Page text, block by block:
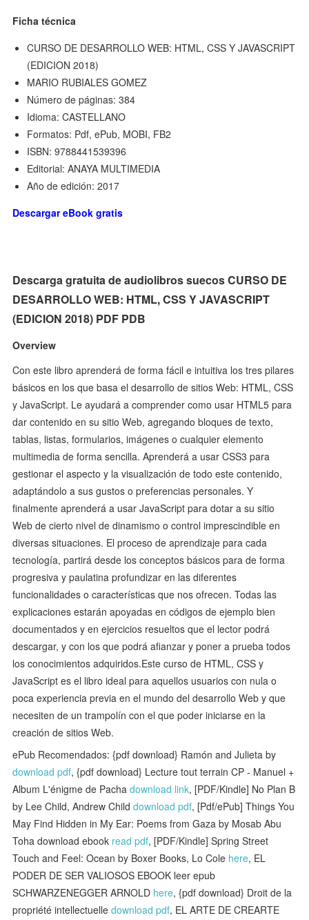
Ficha técnica
CURSO DE DESARROLLO WEB: HTML, CSS Y JAVASCRIPT
(EDICION 2018)
MARIO RUBIALES GOMEZ
Número de páginas: 384
Idioma: CASTELLANO
Formatos: Pdf, ePub, MOBI, FB2
ISBN: 9788441539396
Editorial: ANAYA MULTIMEDIA
Año de edición: 2017
Descargar eBook gratis
Descarga gratuita de audiolibros suecos CURSO DE
DESARROLLO WEB: HTML, CSS Y JAVASCRIPT
(EDICION 2018) PDF PDB
Overview
Con este libro aprenderá de forma fácil e intuitiva los tres pilares
básicos en los que basa el desarrollo de sitios Web: HTML, CSS
y JavaScript. Le ayudará a comprender como usar HTML5 para
dar contenido en su sitio Web, agregando bloques de texto,
tablas, listas, formularios, imágenes o cualquier elemento
multimedia de forma sencilla. Aprenderá a usar CSS3 para
gestionar el aspecto y la visualización de todo este contenido,
adaptándolo a sus gustos o preferencias personales. Y
finalmente aprenderá a usar JavaScript para dotar a su sitio
Web de cierto nivel de dinamismo o control imprescindible en
diversas situaciones. El proceso de aprendizaje para cada
tecnología, partirá desde los conceptos básicos para de forma
progresiva y paulatina profundizar en las diferentes
funcionalidades o características que nos ofrecen. Todas las
explicaciones estarán apoyadas en códigos de ejemplo bien
documentados y en ejercicios resueltos que el lector podrá
descargar, y con los que podrá afianzar y poner a prueba todos
los conocimientos adquiridos.Este curso de HTML, CSS y
JavaScript es el libro ideal para aquellos usuarios con nula o
poca experiencia previa en el mundo del desarrollo Web y que
necesiten de un trampolín con el que poder iniciarse en la
creación de sitios Web.
ePub Recomendados: {pdf download} Ramón and Julieta by
download pdf, {pdf download} Lecture tout terrain CP - Manuel +
Album L'énigme de Pachadownload link, [PDF/Kindle] No Plan B
by Lee Child, Andrew Childdownload pdf, [Pdf/ePub] Things You
May Find Hidden in My Ear: Poems from Gaza by Mosab Abu
Toha download ebook read pdf, [PDF/Kindle] Spring Street
Touch and Feel: Ocean by Boxer Books, Lo Cole here, EL
PODER DE SER VALIOSOS EBOOK leer epub
SCHWARZENEGGER ARNOLD here, {pdf download} Droit de la
propriété intellectuelledownload pdf, EL ARTE DE CREARTE